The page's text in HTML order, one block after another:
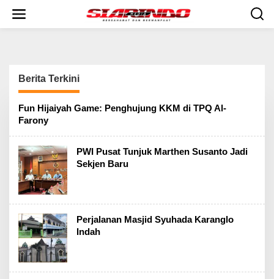
i
Berita Terkini
S
i
a
r
i
n
d
o
M
e
d
i
a
Fun Hijaiyah Game: Penghujung KKM di TPQ Al-
Farony
PWI Pusat Tunjuk Marthen Susanto Jadi
Sekjen Baru
Perjalanan Masjid Syuhada Karanglo
Indah